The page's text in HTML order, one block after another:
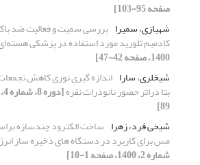
صفحه 95-103]
شهبازی، سمیرا بررسی سمیت و فعالیت ضد
کادمیم تلورید مورد استفاده در پزشکی
1400، صفحه 42-47]
شیخلری، سارا اندازه گیری نوری کاهش
بتا دراثر حضور نانوذرات نقره
89]
شیخی فرد، زهرا ساخت الکترود چندسازه
مس برای کاربرد در دستگاه های ذخیره ساز
شماره 2، 1400، صفحه 1-10]